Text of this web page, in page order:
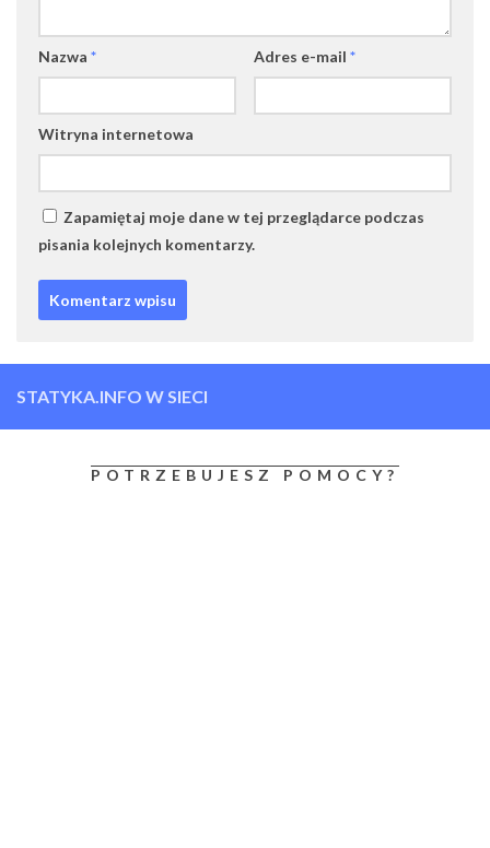
Nazwa * Adres e-mail *
Witryna internetowa
Zapamiętaj moje dane w tej przeglądarce podczas
pisania kolejnych komentarzy.
STATYKA.INFO W SIECI
POTRZEBUJESZ POMOCY?